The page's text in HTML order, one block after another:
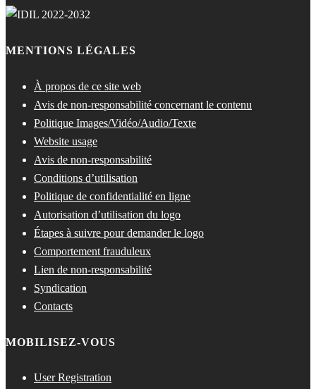
MENTIONS LÉGALES
À propos de ce site web
Avis de non-responsabilité concernant le contenu
Politique Images/Vidéo/Audio/Texte
Website usage
Avis de non-responsabilité
Conditions d’utilisation
Politique de confidentialité en ligne
Autorisation d’utilisation du logo
Étapes à suivre pour demander le logo
Comportement frauduleux
Lien de non-responsabilité
Syndication
Contacts
MOBILISEZ-VOUS
User Registration